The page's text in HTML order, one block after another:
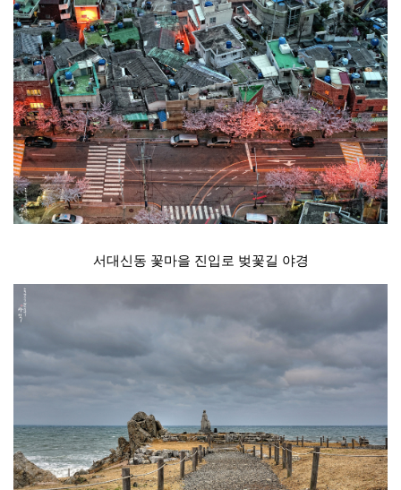
서대신동 꽃마을 진입로 벚꽃길 야경